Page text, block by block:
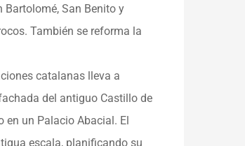
Bartolomé, San Benito y
También se reforma la
catalanas lleva a
del antiguo Castillo de
en un Palacio Abacial. El
escala, planificando su